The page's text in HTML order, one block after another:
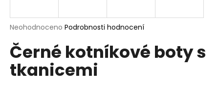
Průměrné
produktu
je
0,0
z
Neohodnoceno Podrobnosti hodnocení
Černé kotníkové boty s
tkanicemi
j
t
?